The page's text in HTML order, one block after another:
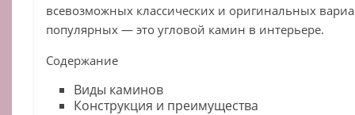
всевозможных классических и оригинальных
популярных — это угловой камин в интерьере.
Содержание
Виды каминов
Конструкция и преимущества